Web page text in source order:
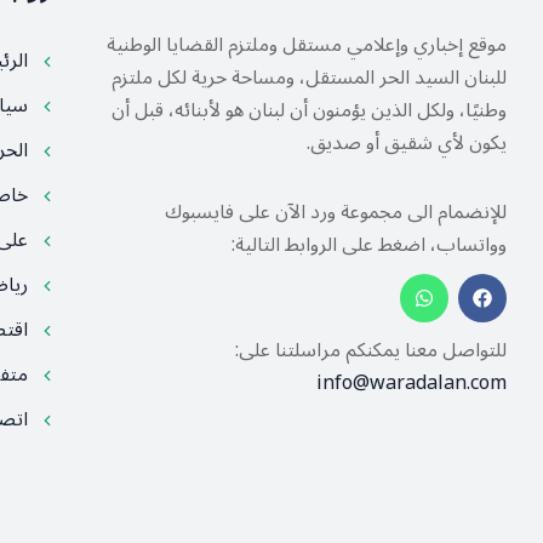
موقع إخباري وإعلامي مستقل وملتزم القضايا الوطنية
للبنان السيد الحر المستقل، ومساحة حرية لكل ملتزم
وطنيًا، ولكل الذين يؤمنون أن لبنان هو لأبنائه، قبل أن
يكون لأي شقيق أو صديق.
للإنضمام الى مجموعة ورد الآن على فايسبوك
وواتساب، اضغط على الروابط التالية:
للتواصل معنا يمكنكم مراسلتنا على:
info@waradalan.com